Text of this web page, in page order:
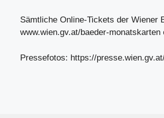
Sämtliche Online-Tickets der Wiener
www.wien.gv.at/baeder-monatskarten
Pressefotos: https://